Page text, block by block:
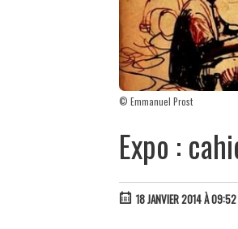
© Emmanuel Prost
Expo :
18 JANVIER 2014 À 09:52